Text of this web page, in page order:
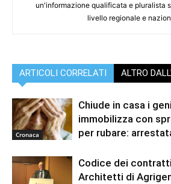
un'informazione qualificata e pluralista
livello regionale e
ARTICOLI CORRELATI ALTRO
Cronaca
Chiude in casa i
immobilizza con
per rubare:
Codice dei
Architetti di